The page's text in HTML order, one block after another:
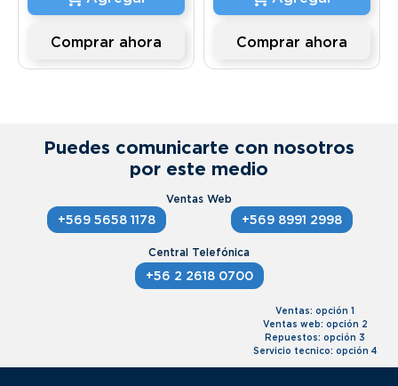
Comprar ahora Comprar ahora
Puedes comunicarte con nosotros
por este medio
+569 5658 1178 +569 8991 2998
+56 2 2618 0700
Ventas: opción 1
Ventas web: opción 2
Repuestos: opción 3
Servicio tecnico: opción 4